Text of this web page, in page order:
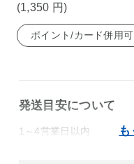
(1,350 円)
ポイント/カード併用可
発送目安について
1～4営業日以内